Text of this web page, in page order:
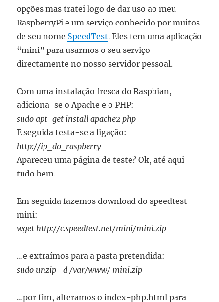
opções mas tratei logo de dar uso ao meu
RaspberryPi e um serviço conhecido por muitos
de seu nome SpeedTest. Eles tem uma aplicação
“mini” para usarmos o seu serviço
directamente no nosso servidor pessoal.
Com uma instalação fresca do Raspbian,
adiciona-se o Apache e o PHP:
sudo apt-get install apache2 php
E seguida testa-se a ligação:
http://ip_do_raspberry
Apareceu uma página de teste? Ok, até aqui
tudo bem.
Em seguida fazemos download do speedtest
mini:
wget http://c.speedtest.net/mini/mini.zip
…e extraímos para a pasta pretendida:
sudo unzip -d /var/www/ mini.zip
…por fim, alteramos o index-php.html para